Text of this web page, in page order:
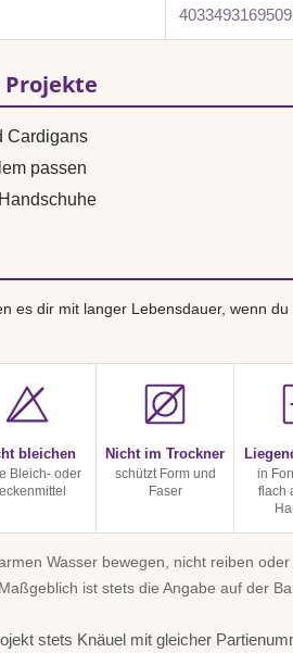
4033493169509
Cardigans
passen
es dir mit langer Lebensdauer, wenn
bleichen
Bleich- oder
Nicht im Trockner
schützt Form und
Faser
in
flach
Wasser bewegen, nicht reiben
ist stets die Angabe auf der
stets Knäuel mit gleicher